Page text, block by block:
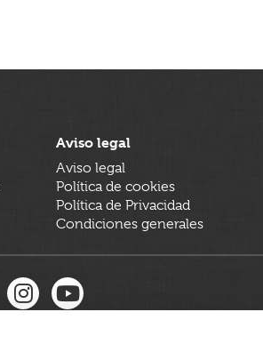
Aviso legal
Aviso legal
Política de cookies
Política de Privacidad
Condiciones generales